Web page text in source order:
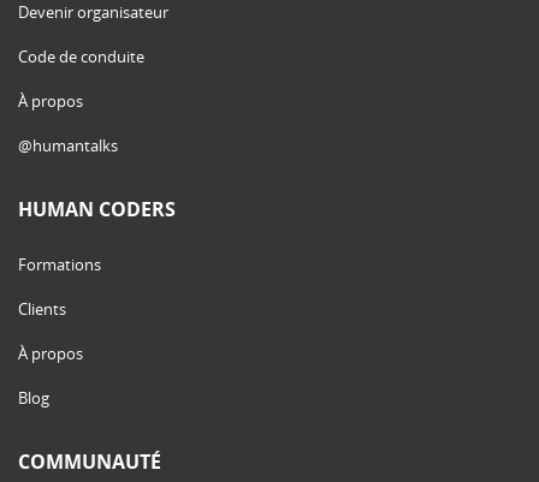
Devenir organisateur
Code de conduite
À propos
@humantalks
HUMAN CODERS
Formations
Clients
À propos
Blog
COMMUNAUTÉ